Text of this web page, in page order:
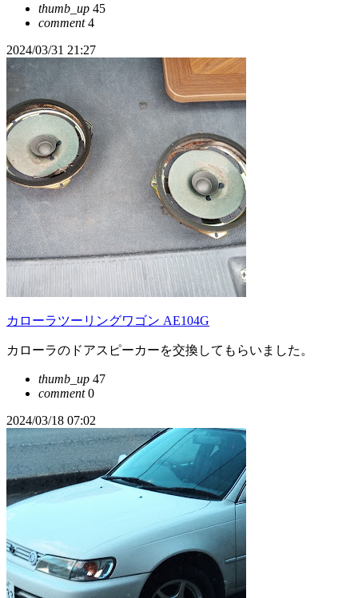
thumb_up 45
comment4
2024/03/31 21:27
カローラツーリングワゴン AE104G
カローラのドアスピーカーを交換してもらいました。
thumb_up 47
comment0
2024/03/18 07:02